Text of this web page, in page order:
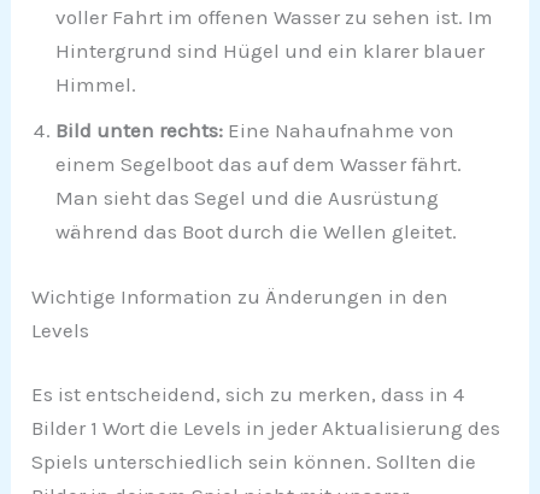
voller Fahrt im offenen Wasser zu sehen ist. Im
Hintergrund sind Hügel und ein klarer blauer
Himmel.
Bild unten rechts: Eine Nahaufnahme von
einem Segelboot das auf dem Wasser fährt.
Man sieht das Segel und die Ausrüstung
während das Boot durch die Wellen gleitet.
Wichtige Information zu Änderungen in den
Levels
Es ist entscheidend, sich zu merken, dass in 4
Bilder 1 Wort die Levels in jeder Aktualisierung des
Spiels unterschiedlich sein können. Sollten die